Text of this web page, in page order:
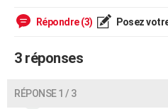
Art de vivre
Bien-être
Loisirs
Mode
Modes de vie
Alimentation
Guide de la santé
Maladies
Médicaments
Sommeil
VOYAGE
Destinations
City break
Voyage nature
Voyage de noces
Forum
Climat
+PHOTO
Répondre (3) Posez
3 réponses
RÉPONSE 1 / 3